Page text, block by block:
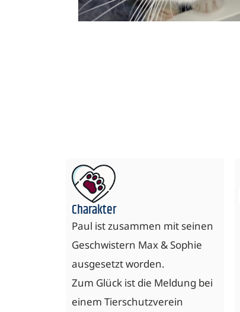
Charakter
Paul ist zusammen mit seinen
Geschwistern Max & Sophie
ausgesetzt worden.
Zum Glück ist die Meldung bei
einem Tierschutzverein